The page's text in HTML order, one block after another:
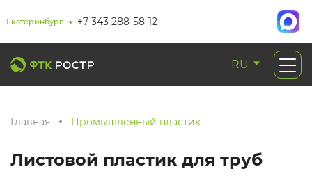
Екатеринбург +7 343 288-58-12
RU
Главная Промышленный пластик
Листовой пластик для труб